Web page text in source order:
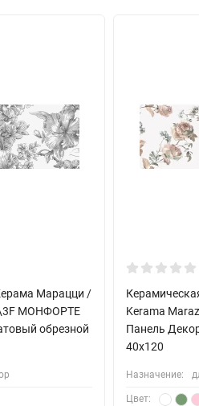
Марацци /
МОНФОРТЕ
обрезной
Kerama
Панель
40x120
Назначение:
Цвет: